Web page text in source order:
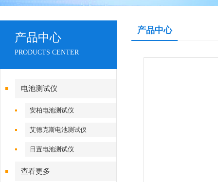
产品中心
PRODUCTS CENTER
电池测试仪
安柏电池测试仪
艾德克斯电池测试仪
日置电池测试仪
查看更多
产品中心